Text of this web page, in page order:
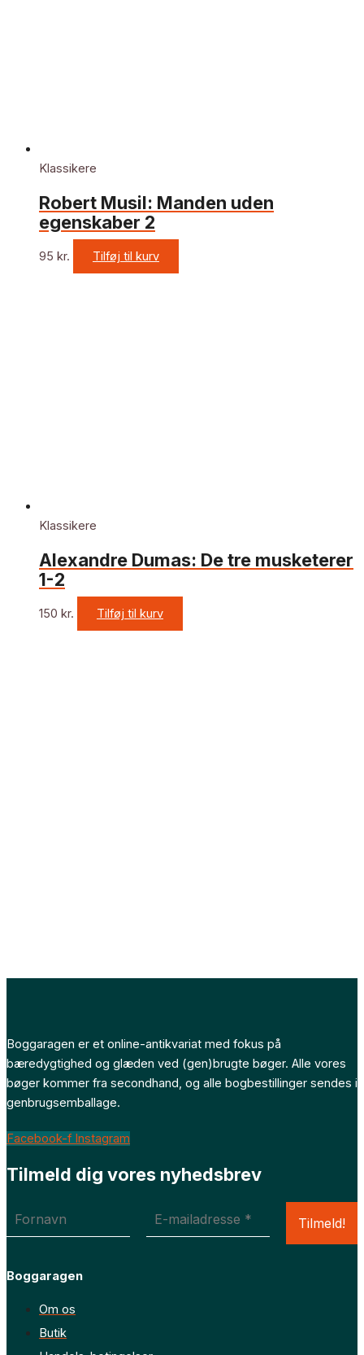
Klassikere
Robert Musil: Manden uden
egenskaber 2
95 kr. Tilføj til kurv
Klassikere
Alexandre Dumas: De tre musketerer
1-2
150 kr. Tilføj til kurv
Boggaragen er et online-antikvariat med fokus på
bæredygtighed og glæden ved (gen)brugte bøger. Alle vores
bøger kommer fra secondhand, og alle bogbestillinger sendes i
genbrugsemballage.
Facebook-f Instagram
Tilmeld dig vores nyhedsbrev
Boggaragen
Om os
Butik